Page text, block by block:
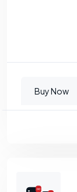
Buy Now